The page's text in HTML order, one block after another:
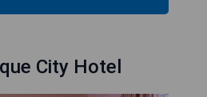
City Hotel